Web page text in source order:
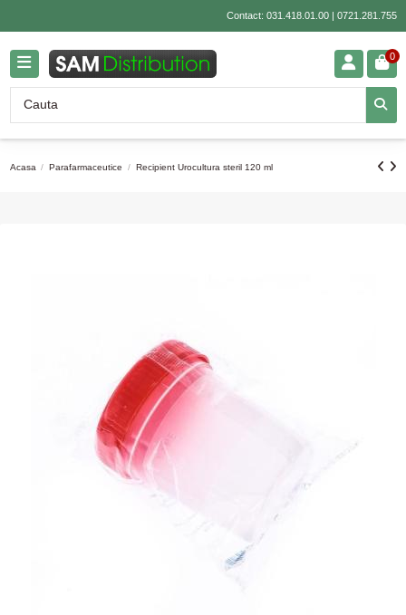
Contact: 031.418.01.00| 0721.281.755
0
Acasa Parafarmaceutice Recipient Urocultura steril 120 ml